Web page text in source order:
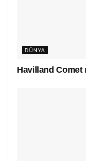
DÜNYA
Havilland